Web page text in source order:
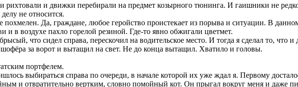
и движки перебирали на предмет козырного тюнинга. И гаишники не
не относится.
Да, граждане, любое геройство проистекает из порыва и ситуации. В
и в воздухе пахло горелой резиной. Где-то явно обжигали цветмет.
что сидел справа, перескочил на водительское место. И тогда я сделал то, что
за ворот и вытащил на свет. Не до конца вытащил. Хватило и головы.
портфелем.
выбираться справа по очереди, в начале которой их уже ждал я. Первому
и отвратительно вертким, словно помойный кот. Он прыгал вокруг меня и даже